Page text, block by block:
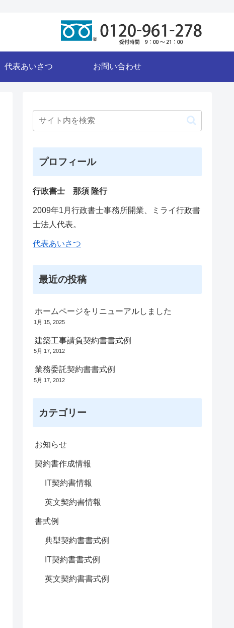
代表あいさつ お問い合わせ
プロフィール
行政書士 那須 隆行
2009年1月行政書士事務所開業、ミライ行政書
士法人代表。
代表あいさつ
最近の投稿
ホームページをリニューアルしました
1月 15, 2025
建築工事請負契約書書式例
5月 17, 2012
業務委託契約書書式例
5月 17, 2012
カテゴリー
お知らせ
契約書作成情報
IT契約書情報
英文契約書情報
書式例
典型契約書書式例
IT契約書書式例
英文契約書書式例